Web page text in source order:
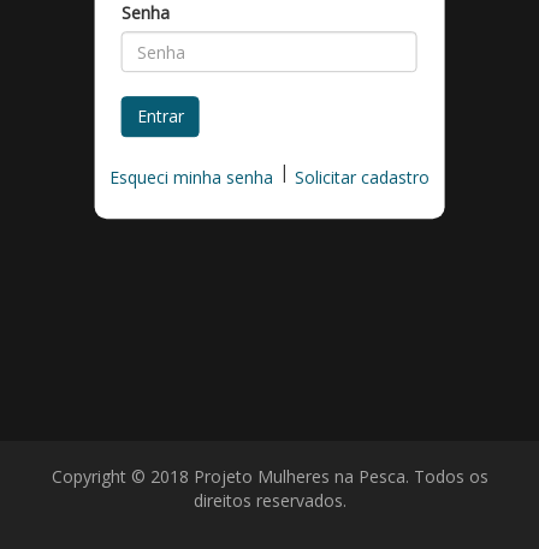
Senha
Entrar
Esqueci minha senha | Solicitar cadastro
Copyright © 2018 Projeto Mulheres na Pesca. Todos os
direitos reservados.